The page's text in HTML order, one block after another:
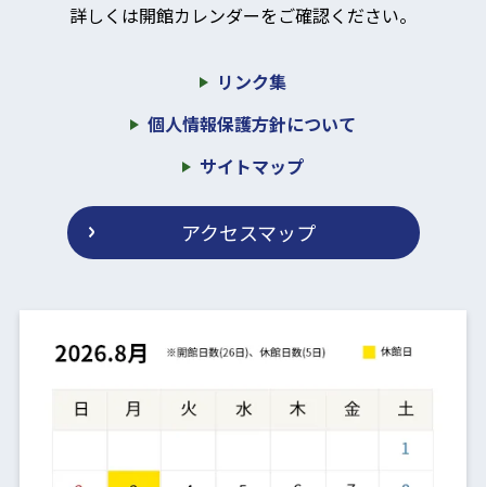
詳しくは開館カレンダーをご確認ください。
リンク集
個人情報保護方針について
サイトマップ
アクセスマップ